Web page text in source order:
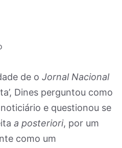
de o Jornal Nacional
Dines perguntou como
e questionou se
a posteriori, por um
como um